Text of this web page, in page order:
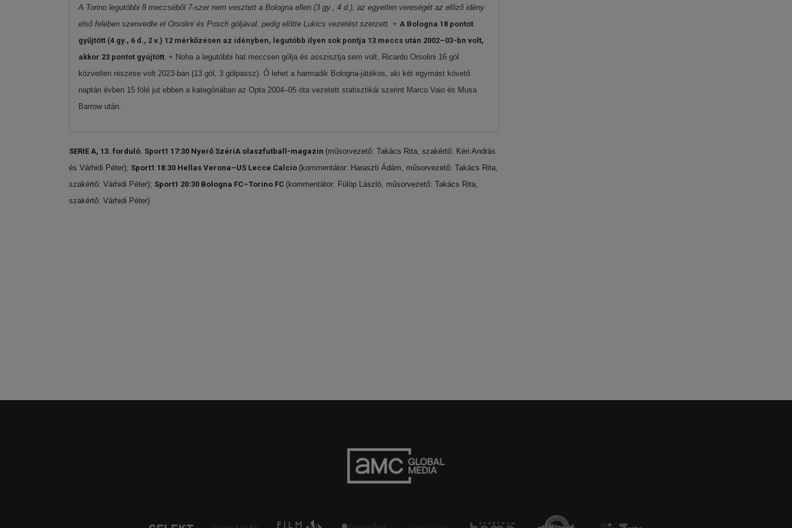
A Torino legutóbbi 8 meccséből 7-szer nem vesztett a Bologna ellen (3 gy., 4 d.), az egyetlen vereségét az előző idény
első felében szenvedte el Orsolini és Posch góljával, pedig előtte Lukics vezetést szerzett. + A Bologna 18 pontot
gyűjtött (4 gy., 6 d., 2 v.) 12 mérkőzésen az idényben, legutóbb ilyen sok pontja 13 meccs után 2002–03-bn volt,
akkor 23 pontot gyújtött. + Noha a legutóbbi hat meccsen gólja és asszisztja sem volt, Ricardo Orsolini 16 gól
közvetlen részese volt 2023-ban (13 gól, 3 gólpassz). Ő lehet a harmadik Bologna-játékos, aki két egymást követő
naptári évben 15 fölé jut ebben a kategóriában az Opta 2004–05 óta vezetett statisztikái szerint Marco Vaio és Musa
Barrow után.
SERIE A, 13. forduló. Sport1 17:30 Nyerő SzériA olaszfutball-magazin (műsorvezető: Takács Rita, szakértő: Kéri András
és Várhidi Péter); Sport1 18:30 Hellas Verona–US Lecce Calcio (kommentátor: Haraszti Ádám, műsorvezető: Takács Rita,
szakértő: Várhidi Péter); Sport1 20:30 Bologna FC–Torino FC (kommentátor: Fülöp László, műsorvezető: Takács Rita,
szakértő: Várhidi Péter)